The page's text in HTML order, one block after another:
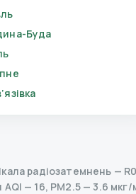
Буда
радіозатемнень — R0
AQI — 16, PM2.5 — 3.6 мкг/